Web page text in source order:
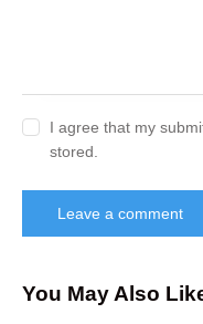
I agree that my
stored.
You May Also